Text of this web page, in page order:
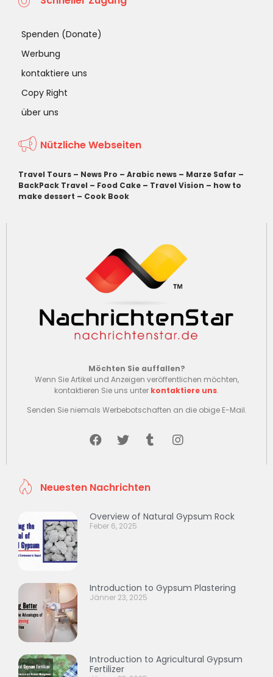
Spenden (Donate)
Werbung
kontaktiere uns
Copy Right
über uns
Nützliche Webseiten
Travel Tours – News Pro – Arabic news – Marze Safar –
BackPack Travel – Food Cake – Travel Vision – how to
make dessert – Cook Book
Möchten Sie auffallen?
Wenn Sie Artikel und Anzeigen veröffentlichen möchten,
kontaktieren Sie uns unter kontaktiere uns.
Senden Sie niemals Werbebotschaften an die obige E-Mail.
Neuesten Nachrichten
Overview of Natural Gypsum Rock
Feber 6, 2025
Introduction to Gypsum Plastering
Jänner 23, 2025
Introduction to Agricultural Gypsum
Fertilizer